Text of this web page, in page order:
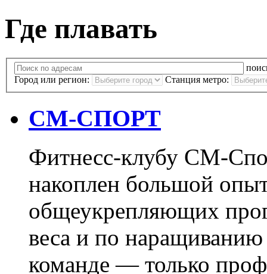
Где плавать
Город или регион:
Станция метро:
СМ-СПОРТ
Фитнесс-клубу СМ-
накоплен большой
общеукрепляющих
веса и по
команде — только